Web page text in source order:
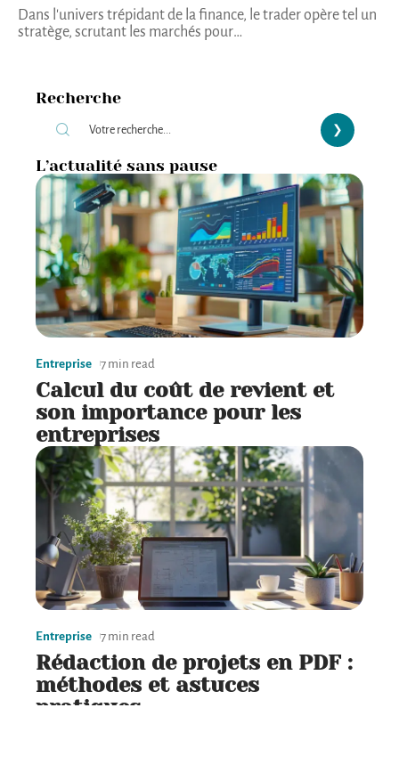
Dans l'univers trépidant de la finance, le trader opère tel un
stratège, scrutant les marchés pour…
Recherche
L’actualité sans pause
Entreprise 7 min read
Calcul du coût de revient et
son importance pour les
entreprises
Entreprise 7 min read
Rédaction de projets en PDF :
méthodes et astuces
pratiques